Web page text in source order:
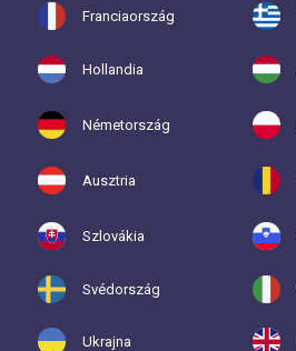
Franciaország
Hollandia
Németország
Ausztria
Szlovákia
Svédország
Ukrajna